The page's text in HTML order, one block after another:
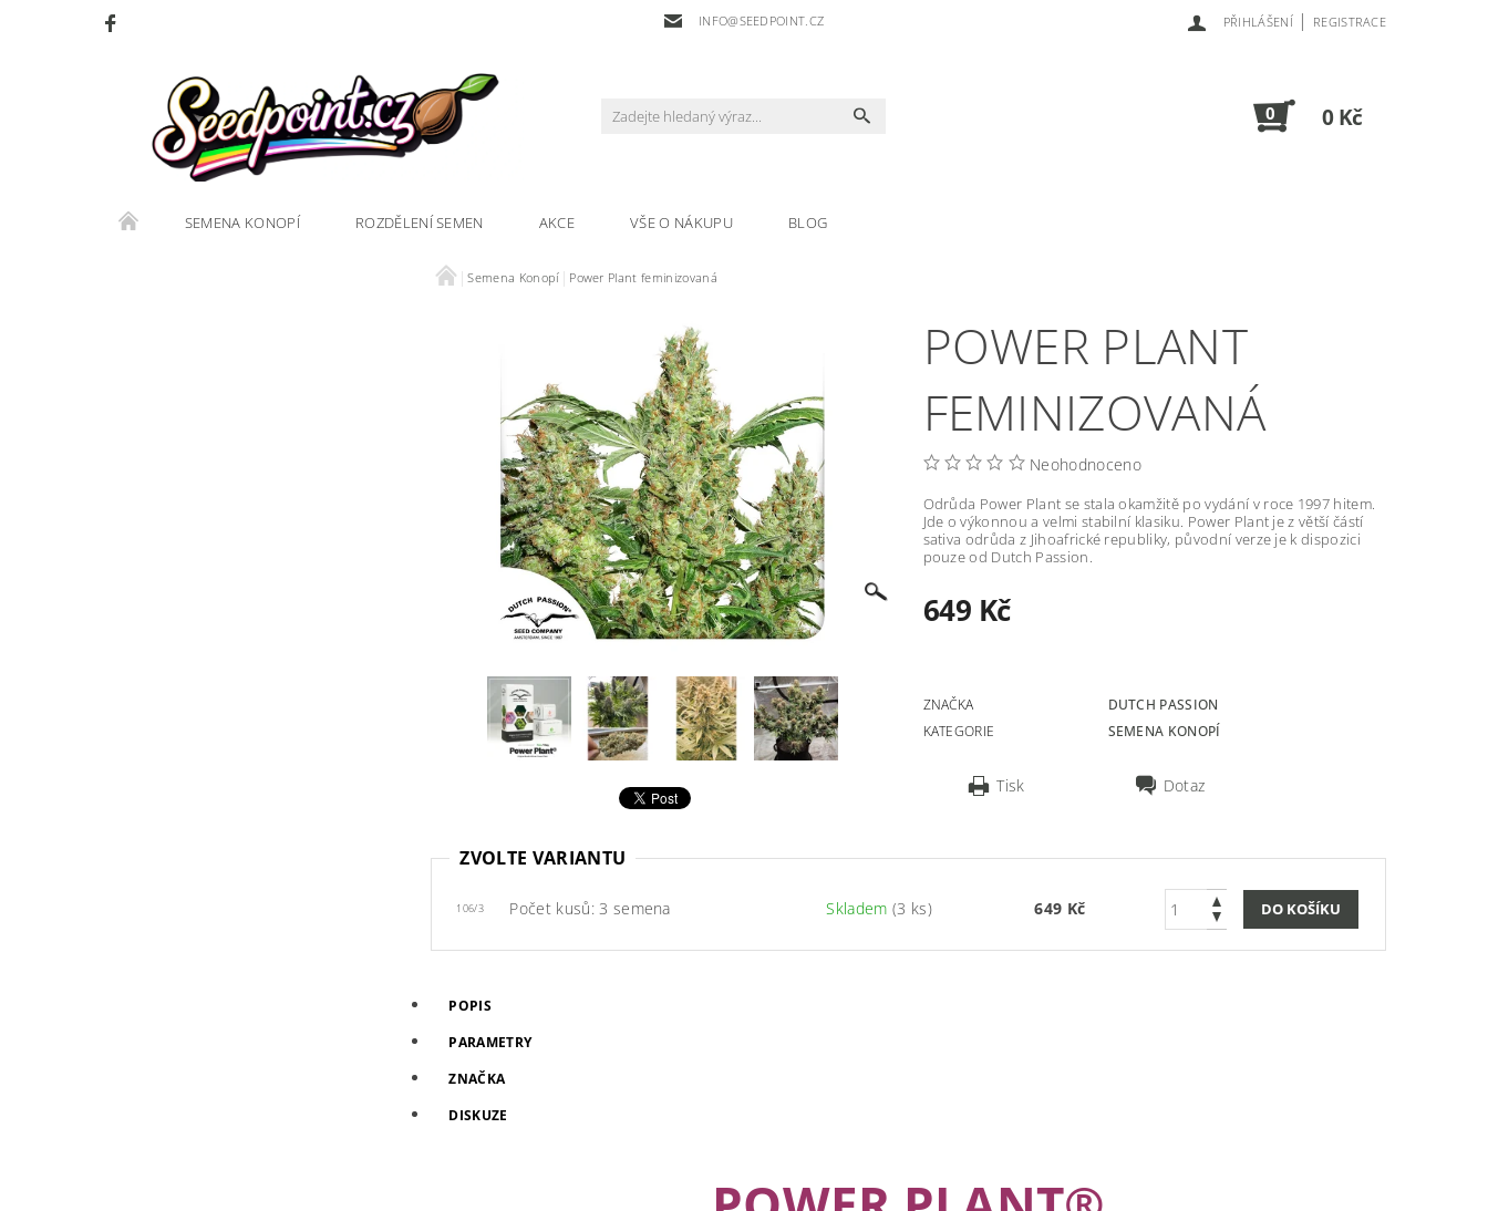
INFO@SEEDPOINT.CZ PŘIHLÁŠENÍ | REGISTRACE
0 0 Kč
SEMENA KONOPÍ ROZDĚLENÍ SEMEN AKCE VŠE O NÁKUPU BLOG
Semena Konopí Power Plant feminizovaná
POWER PLANT
FEMINIZOVANÁ
Neohodnoceno
Odrůda Power Plant se stala okamžitě po vydání v roce 1997 hitem.
Jde o výkonnou a velmi stabilní klasiku. Power Plant je z větší částí
sativa odrůda z Jihoafrické republiky, původní verze je k dispozici
pouze od Dutch Passion.
649 Kč
ZNAČKA
DUTCH PASSION
KATEGORIE
SEMENA KONOPÍ
Tisk Dotaz
ZVOLTE VARIANTU
106/3 Počet kusů: 3 semena Skladem (3 ks) 649 Kč
POPIS
PARAMETRY
ZNAČKA
DISKUZE